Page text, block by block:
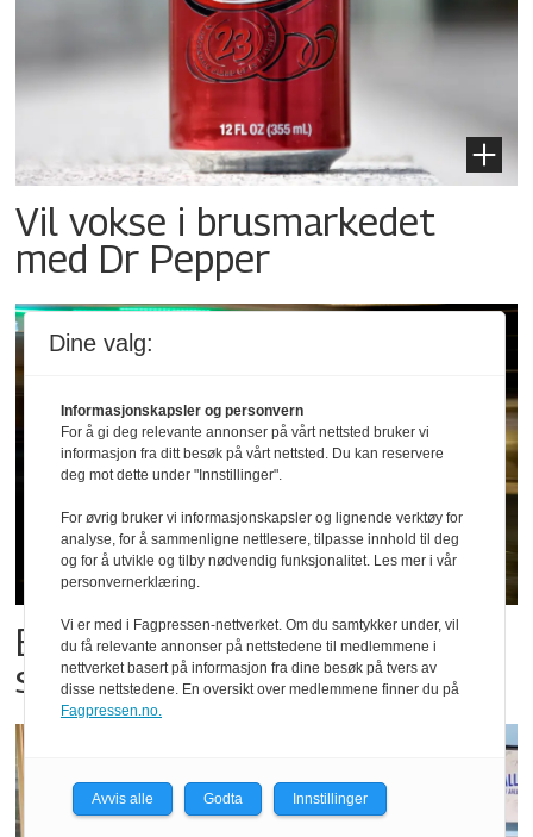
Vil vokse i brusmarkedet
med Dr Pepper
Bestillings-rush i foodora før
storkampen
Dine valg:
Informasjonskapsler og personvern
For å gi deg relevante annonser på vårt nettsted bruker vi
informasjon fra ditt besøk på vårt nettsted. Du kan reservere
deg mot dette under "Innstillinger".
For øvrig bruker vi informasjonskapsler og lignende verktøy for
analyse, for å sammenligne nettlesere, tilpasse innhold til deg
og for å utvikle og tilby nødvendig funksjonalitet. Les mer i vår
personvernerklæring.
Vi er med i Fagpressen-nettverket. Om du samtykker under, vil
du få relevante annonser på nettstedene til medlemmene i
nettverket basert på informasjon fra dine besøk på tvers av
disse nettstedene. En oversikt over medlemmene finner du på
Fagpressen.no.
Avvis alle Godta Innstillinger